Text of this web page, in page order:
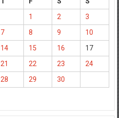
1
2
3
7 8 9
10
14 15 16
17
21 22 23
24
28 29 30